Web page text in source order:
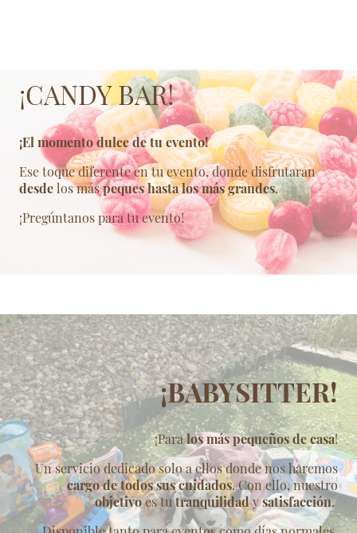
¡CANDY BAR!
¡El momento dulce de tu evento!
Ese toque diferente en tu evento, donde disfrutaran
desdelos máspeques hasta los más grandes.
¡Pregúntanos para tu evento!
¡BABYSITTER!
¡Paralos más pequeños de casa!
Un servicio dedicado solo a ellos donde nos haremos
cargo de todos sus cuidados. Con ello, nuestro
objetivoes tutranquilidadysatisfacción.